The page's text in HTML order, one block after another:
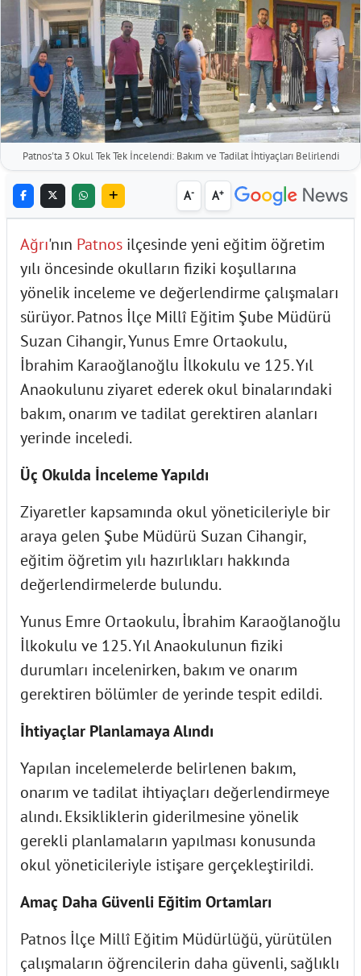
Patnos'ta 3 Okul Tek Tek İncelendi: Bakım ve Tadilat İhtiyaçları Belirlendi
A- A+
Ağrı'nın Patnos ilçesinde yeni eğitim öğretim
yılı öncesinde okulların fiziki koşullarına
yönelik inceleme ve değerlendirme çalışmaları
sürüyor. Patnos İlçe Millî Eğitim Şube Müdürü
Suzan Cihangir, Yunus Emre Ortaokulu,
İbrahim Karaoğlanoğlu İlkokulu ve 125. Yıl
Anaokulunu ziyaret ederek okul binalarındaki
bakım, onarım ve tadilat gerektiren alanları
yerinde inceledi.
Üç Okulda İnceleme Yapıldı
Ziyaretler kapsamında okul yöneticileriyle bir
araya gelen Şube Müdürü Suzan Cihangir,
eğitim öğretim yılı hazırlıkları hakkında
değerlendirmelerde bulundu.
Yunus Emre Ortaokulu, İbrahim Karaoğlanoğlu
İlkokulu ve 125. Yıl Anaokulunun fiziki
durumları incelenirken, bakım ve onarım
gerektiren bölümler de yerinde tespit edildi.
İhtiyaçlar Planlamaya Alındı
Yapılan incelemelerde belirlenen bakım,
onarım ve tadilat ihtiyaçları değerlendirmeye
alındı. Eksikliklerin giderilmesine yönelik
gerekli planlamaların yapılması konusunda
okul yöneticileriyle istişare gerçekleştirildi.
Amaç Daha Güvenli Eğitim Ortamları
Patnos İlçe Millî Eğitim Müdürlüğü, yürütülen
çalışmaların öğrencilerin daha güvenli, sağlıklı